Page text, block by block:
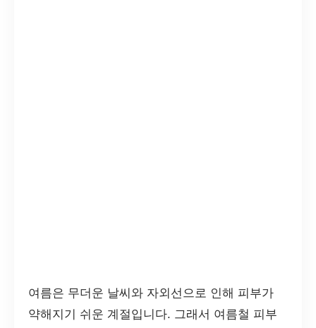
여름은 무더운 날씨와 자외선으로 인해 피부가
약해지기 쉬운 계절입니다. 그래서 여름철 피부